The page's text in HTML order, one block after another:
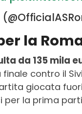
la
da 135 mila
finale contro il
giocata
per la prima